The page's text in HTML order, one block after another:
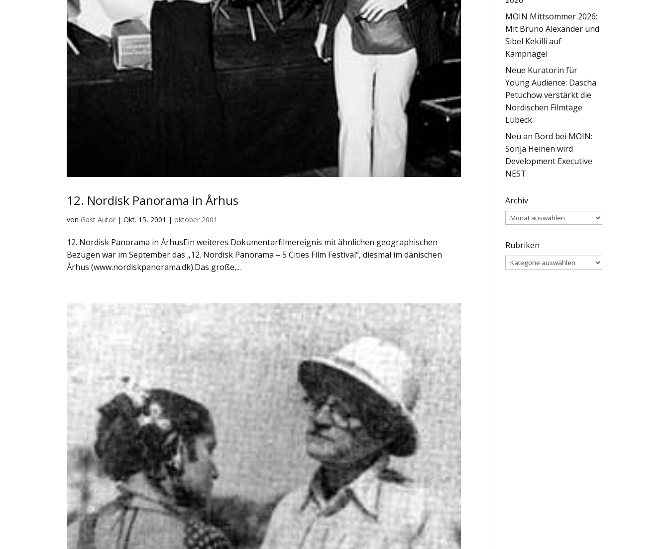
12. Nordisk Panorama in Århus
von Gast Autor |Okt. 15, 2001 | oktober 2001
12. Nordisk Panorama in ÅrhusEin weiteres Dokumentarfilmereignis mit ähnlichen geographischen
Bezügen war im September das „12. Nordisk Panorama – 5 Cities Film Festival“, diesmal im dänischen
Århus (www.nordiskpanorama.dk).Das große,...
MOIN Mittsommer 2026:
Mit Bruno Alexander und
Sibel Kekilli auf
Kampnagel
Neue Kuratorin für
Young Audience: Dascha
Petuchow verstärkt die
Nordischen Filmtage
Lübeck
Neu an Bord bei MOIN:
Sonja Heinen wird
Development Executive
NEST
Archiv
Archiv
Rubriken
Rubriken